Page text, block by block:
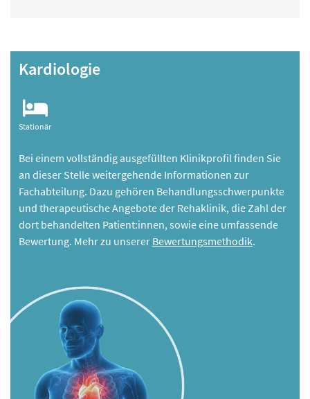
Kardiologie
Stationär
Bei einem vollständig ausgefüllten Klinikprofil finden Sie
an dieser Stelle weitergehende Informationen zur
Fachabteilung. Dazu gehören Behandlungsschwerpunkte
und therapeutische Angebote der Rehaklinik, die Zahl der
dort behandelten Patient:innen, sowie eine umfassende
Bewertung. Mehr zu unserer Bewertungsmethodik.